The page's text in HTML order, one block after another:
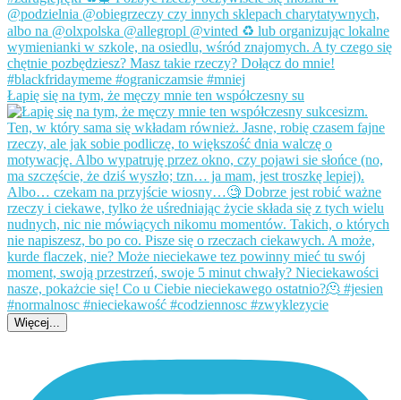
Łapię się na tym, że męczy mnie ten współczesny su
Więcej...